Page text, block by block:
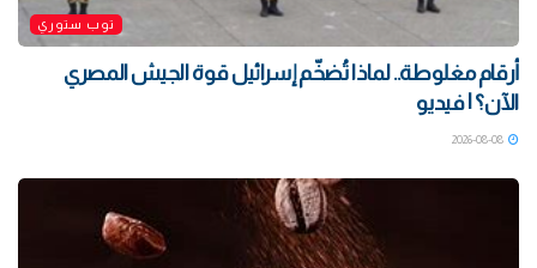
توب ستوري
أرقام مغلوطة.. لماذا تُضخّم إسرائيل قوة الجيش المصري
الآن؟ | فيديو